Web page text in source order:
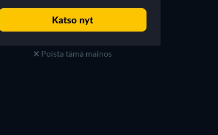
Poista tämä mainos